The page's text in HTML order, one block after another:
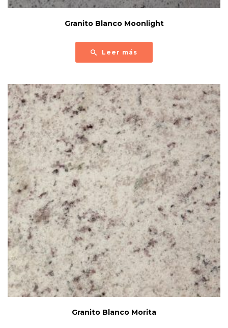
Granito Blanco Moonlight
Leer más
Granito Blanco Morita